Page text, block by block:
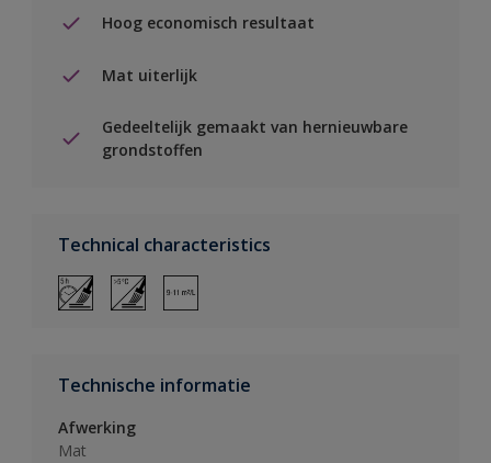
Hoog economisch resultaat
Mat uiterlijk
Gedeeltelijk gemaakt van hernieuwbare
grondstoffen
Technical characteristics
Technische informatie
Afwerking
Mat